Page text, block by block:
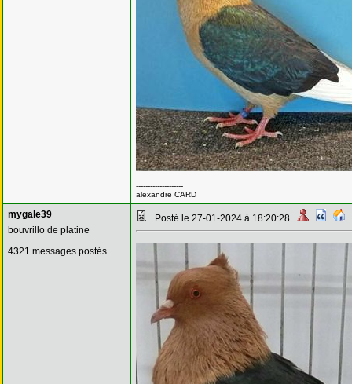
--------------------
alexandre CARD
mygale39
bouvrillo de platine
4321 messages postés
Posté le 27-01-2024 à 18:20:28